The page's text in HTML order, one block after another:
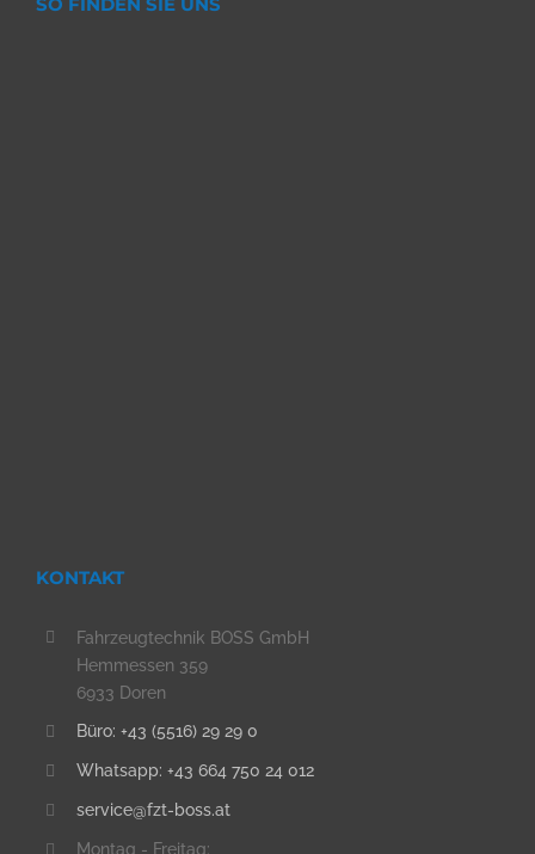
KONTAKT
Fahrzeugtechnik BOSS GmbH
Hemmessen 359
6933 Doren
Büro: +43 (5516) 29 29 0
Whatsapp: +43 664 750 24 012
service@fzt-boss.at
Montag - Freitag: